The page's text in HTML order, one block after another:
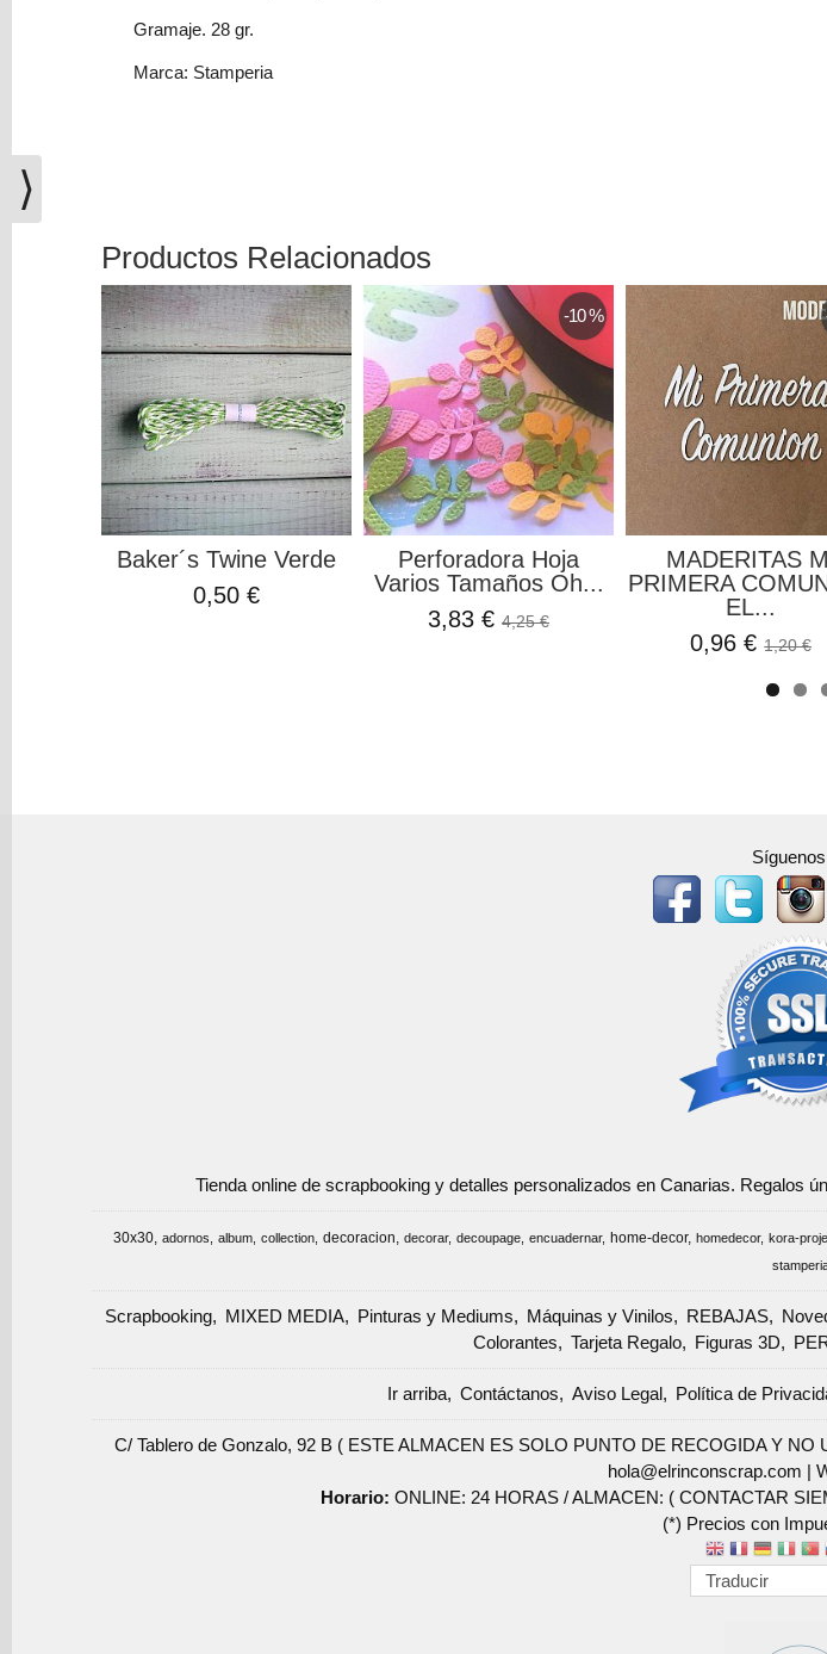
Carrito
vacío
Redes
Sociales
Instagram
Facebook
Youtube
Gramaje. 28 gr.
Marca: Stamperia
Productos Relacionados
Baker´s Twine Verde
0,50 €
-10 %
Perforadora Hoja
Varios Tamaños Oh...
3,83 €4,25 €
MADERITAS
PRIMERA
EL...
0,96 €1,20 €
Tienda online de scrapbooking y detalles personalizados en Canarias. Regalos
30x30 adornos album collection decoracion decorar decoupage encuadernar home-decor homedecor kora-
Scrapbooking MIXED MEDIA Pinturas y Mediums Máquinas y Vinilos REBAJAS
Colorantes
Tarjeta Regalo Figuras 3D
Ir arriba Contáctanos Aviso Legal Política de
C/ Tablero de Gonzalo, 92 B ( ESTE ALMACEN ES SOLO PUNTO DE RECOGIDA Y
hola@elrinconscrap.com |
Horario:ONLINE: 24 HORAS / ALMACEN: ( CONTACTAR
(*) Precios con
⟩